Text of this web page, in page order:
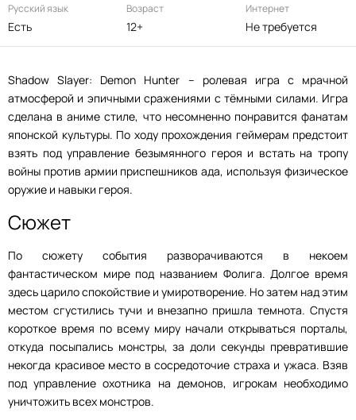
Русский язык
Есть
Возраст
12+
Интернет
Не требуется
Shadow Slayer: Demon Hunter – ролевая игра с мрачной
атмосферой и эпичными сражениями с тёмными силами. Игра
сделана в аниме стиле, что несомненно понравится фанатам
японской культуры. По ходу прохождения геймерам предстоит
взять под управление безымянного героя и встать на тропу
войны против армии приспешников ада, используя физическое
оружие и навыки героя.
Сюжет
По сюжету события разворачиваются в некоем
фантастическом мире под названием Фолига. Долгое время
здесь царило спокойствие и умиротворение. Но затем над этим
местом сгустились тучи и внезапно пришла темнота. Спустя
короткое время по всему миру начали открываться порталы,
откуда посыпались монстры, за доли секунды превратившие
некогда красивое место в сосредоточие страха и ужаса. Взяв
под управление охотника на демонов, игрокам необходимо
уничтожить всех монстров.